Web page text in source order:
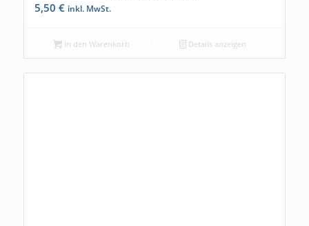
5,50 € inkl. MwSt.
In den Warenkorb Details anzeigen